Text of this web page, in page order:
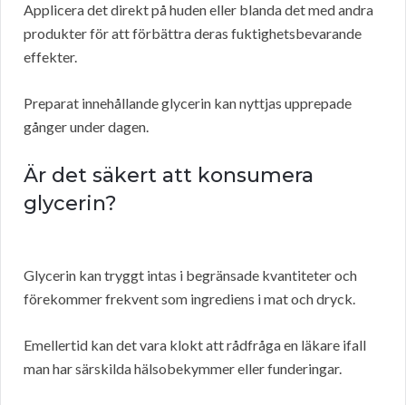
Applicera det direkt på huden eller blanda det med andra
produkter för att förbättra deras fuktighetsbevarande
effekter.
Preparat innehållande glycerin kan nyttjas upprepade
gånger under dagen.
Är det säkert att konsumera
glycerin?
Glycerin kan tryggt intas i begränsade kvantiteter och
förekommer frekvent som ingrediens i mat och dryck.
Emellertid kan det vara klokt att rådfråga en läkare ifall
man har särskilda hälsobekymmer eller funderingar.